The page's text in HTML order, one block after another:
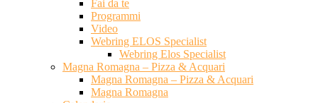
Fai da te
Programmi
Video
Webring ELOS Specialist
Webring Elos Specialist
Magna Romagna – Pizza & Acquari
Magna Romagna – Pizza & Acquari
Magna Romagna